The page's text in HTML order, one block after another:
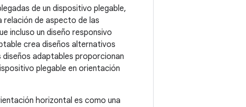
de un dispositivo plegable,
relación de aspecto de las
incluso un diseño responsivo
crea diseños alternativos
adaptables proporcionan
plegable en orientación
horizontal es como una